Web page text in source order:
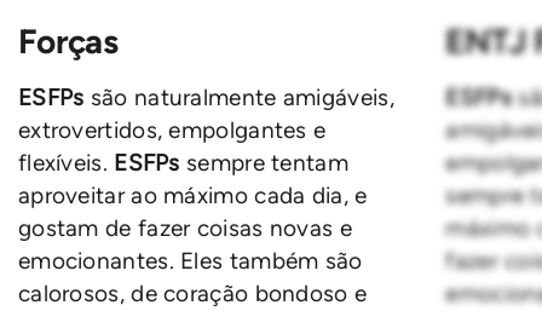
Forças
ESFPs são naturalmente amigáveis,
extrovertidos, empolgantes e
flexíveis. ESFPs sempre tentam
aproveitar ao máximo cada dia, e
gostam de fazer coisas novas e
emocionantes. Eles também são
calorosos, de coração bondoso e
ENTJ
ESFPs
sempre
máximo
fazer